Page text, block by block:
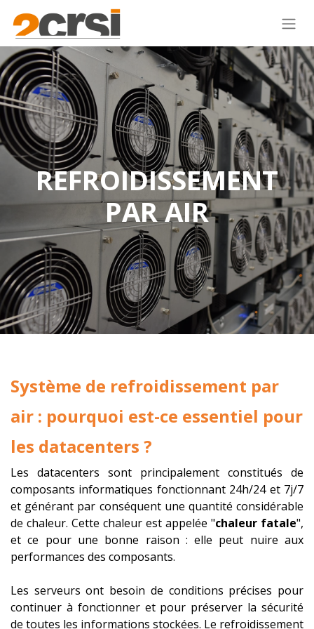
REFROIDISSEMENT
PAR AIR
Système de refroidissement par
air : pourquoi est-ce essentiel pour
les datacenters ?
​Les datacenters sont principalement constitués de
composants informatiques fonctionnant 24h/24 et 7j/7
et générant par conséquent une quantité considérable
de chaleur. Cette chaleur est appelée "chaleur fatale",
et ce pour une bonne raison : elle peut nuire aux
performances des composants.
Les serveurs ont besoin de conditions précises pour
continuer à fonctionner et pour préserver la sécurité
de toutes les informations stockées. Le refroidissement